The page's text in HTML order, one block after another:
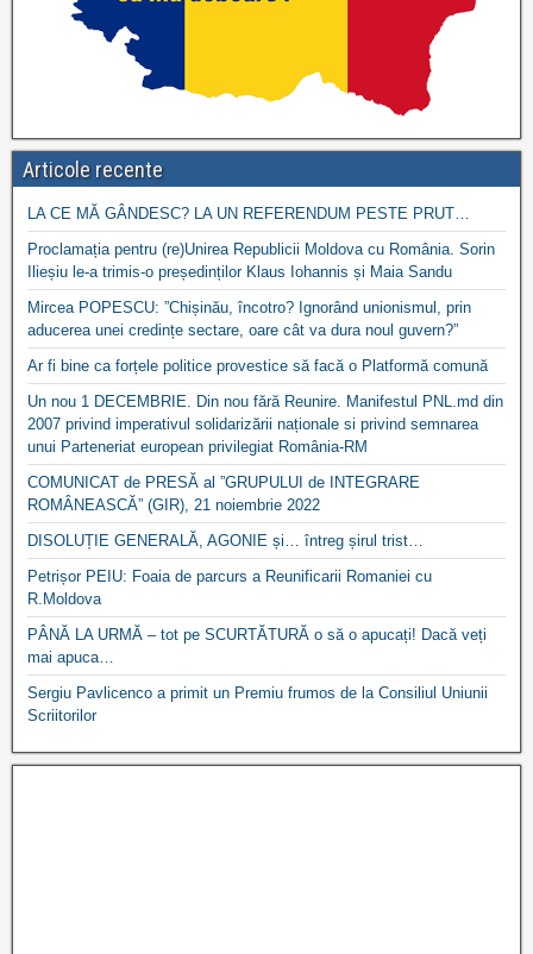
Articole recente
LA CE MĂ GÂNDESC? LA UN REFERENDUM PESTE PRUT…
Proclamația pentru (re)Unirea Republicii Moldova cu România. Sorin
Ilieșiu le-a trimis-o președinților Klaus Iohannis și Maia Sandu
Mircea POPESCU: ”Chișinău, încotro? Ignorând unionismul, prin
aducerea unei credințe sectare, oare cât va dura noul guvern?”
Ar fi bine ca forțele politice provestice să facă o Platformă comună
Un nou 1 DECEMBRIE. Din nou fără Reunire. Manifestul PNL.md din
2007 privind imperativul solidarizării naționale si privind semnarea
unui Parteneriat european privilegiat România-RM
COMUNICAT de PRESĂ al ”GRUPULUI de INTEGRARE
ROMÂNEASCĂ” (GIR), 21 noiembrie 2022
DISOLUȚIE GENERALĂ, AGONIE și… întreg șirul trist…
Petrișor PEIU: Foaia de parcurs a Reunificarii Romaniei cu
R.Moldova
PÂNĂ LA URMĂ – tot pe SCURTĂTURĂ o să o apucați! Dacă veți
mai apuca…
Sergiu Pavlicenco a primit un Premiu frumos de la Consiliul Uniunii
Scriitorilor